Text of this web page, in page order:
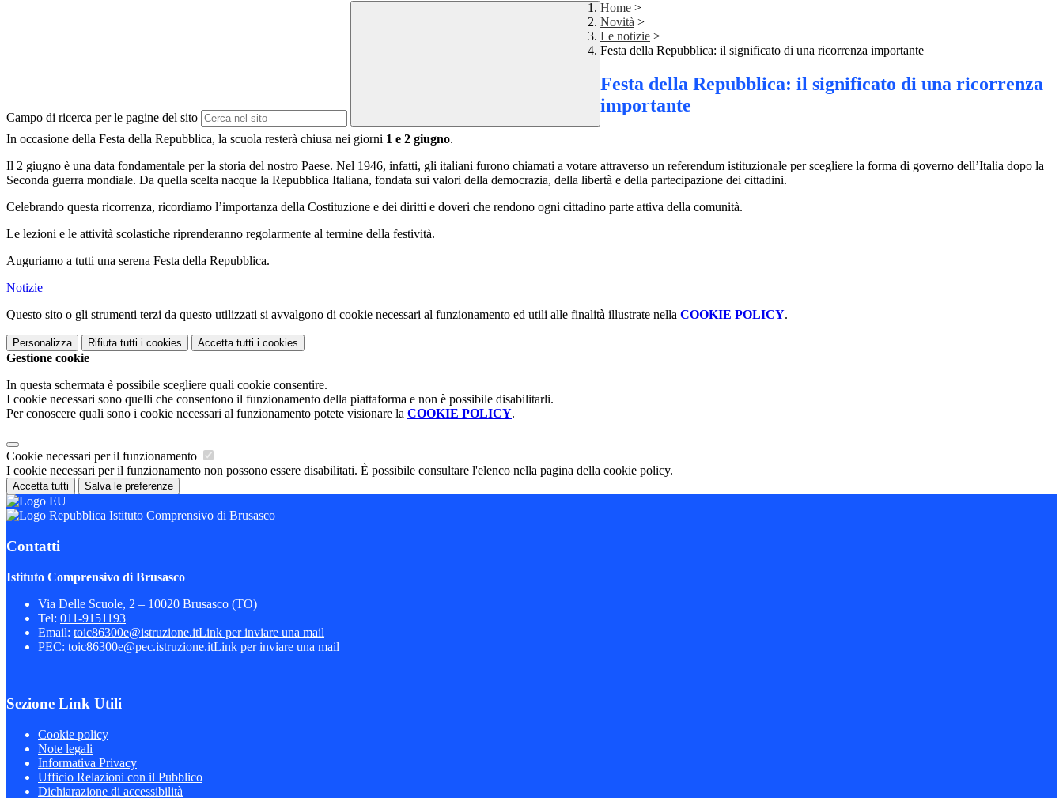
Campo di ricerca per le pagine del sito
Home >
Novità >
Le notizie >
Festa della Repubblica: il significato di una ricorrenza importante
Festa della Repubblica: il significato di una ricorrenza
importante
In occasione della Festa della Repubblica, la scuola resterà chiusa nei giorni 1 e 2 giugno.
Il 2 giugno è una data fondamentale per la storia del nostro Paese. Nel 1946, infatti, gli italiani furono chiamati a votare attraverso un referendum istituzionale per scegliere la forma di governo dell’Italia dopo la
Seconda guerra mondiale. Da quella scelta nacque la Repubblica Italiana, fondata sui valori della democrazia, della libertà e della partecipazione dei cittadini.
Celebrando questa ricorrenza, ricordiamo l’importanza della Costituzione e dei diritti e doveri che rendono ogni cittadino parte attiva della comunità.
Le lezioni e le attività scolastiche riprenderanno regolarmente al termine della festività.
Auguriamo a tutti una serena Festa della Repubblica.
Notizie
Questo sito o gli strumenti terzi da questo utilizzati si avvalgono di cookie necessari al funzionamento ed utili alle finalità illustrate nella COOKIE POLICY.
Personalizza Rifiuta tutti i cookies Accetta tutti i cookies
Gestione cookie
In questa schermata è possibile scegliere quali cookie consentire.
I cookie necessari sono quelli che consentono il funzionamento della piattaforma e non è possibile disabilitarli.
Per conoscere quali sono i cookie necessari al funzionamento potete visionare la COOKIE POLICY.
Cookie necessari per il funzionamento
I cookie necessari per il funzionamento non possono essere disabilitati. È possibile consultare l'elenco nella pagina della cookie policy.
Accetta tutti Salva le preferenze
Istituto Comprensivo di Brusasco
Contatti
Istituto Comprensivo di Brusasco
Via Delle Scuole, 2 – 10020 Brusasco (TO)
Tel: 011-9151193
Email: toic86300e@istruzione.itLink per inviare una mail
PEC: toic86300e@pec.istruzione.itLink per inviare una mail
Sezione Link Utili
Cookie policy
Note legali
Informativa Privacy
Ufficio Relazioni con il Pubblico
Dichiarazione di accessibilità